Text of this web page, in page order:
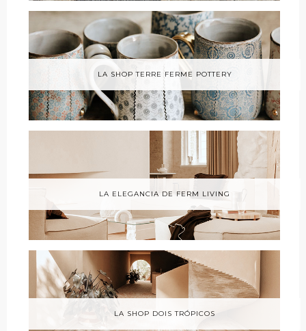
LA SHOP TERRE FERME POTTERY
LA ELEGANCIA DE FERM LIVING
LA SHOP DOIS TRÓPICOS